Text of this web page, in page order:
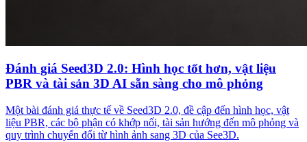
Đánh giá Seed3D 2.0: Hình học tốt hơn, vật liệu
PBR và tài sản 3D AI sẵn sàng cho mô phỏng
Một bài đánh giá thực tế về Seed3D 2.0, đề cập đến hình học, vật
liệu PBR, các bộ phận có khớp nối, tài sản hướng đến mô phỏng và
quy trình chuyển đổi từ hình ảnh sang 3D của See3D.